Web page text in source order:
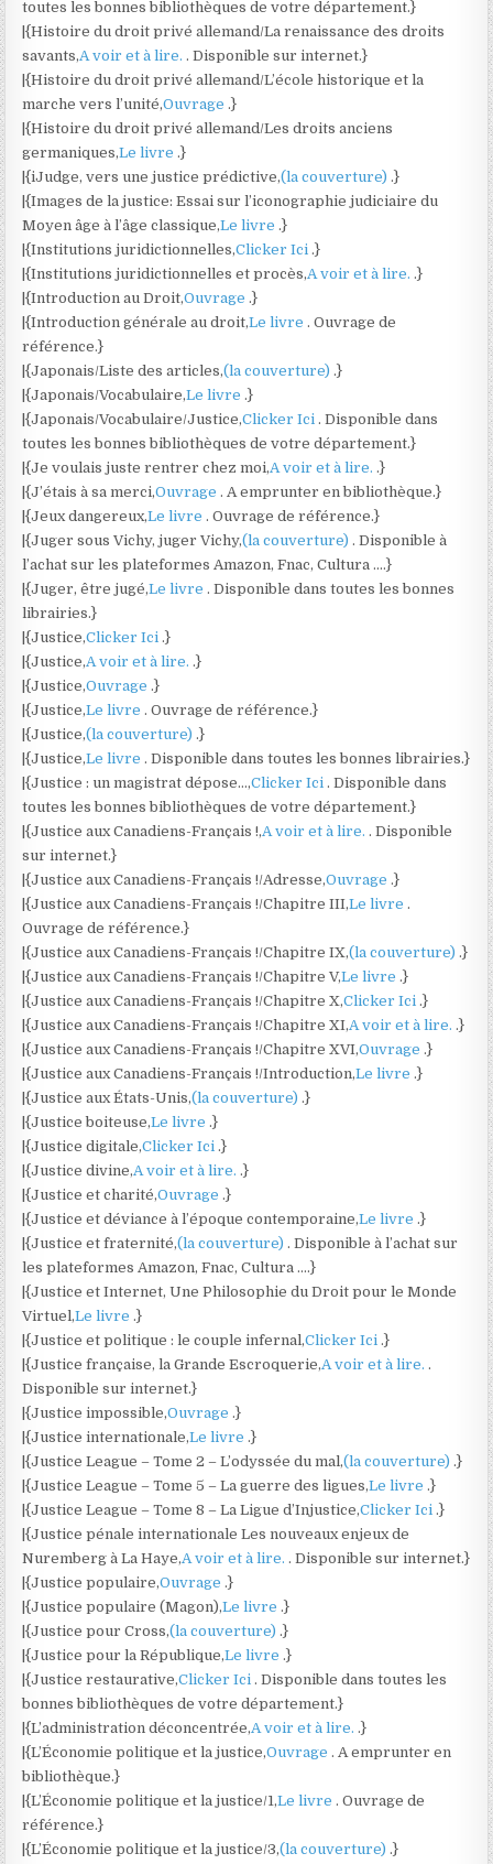
toutes les bonnes bibliothèques de votre département.}
|{Histoire du droit privé allemand/La renaissance des droits
savants,A voir et à lire.. Disponible sur internet.}
|{Histoire du droit privé allemand/L’école historique et la
marche vers l’unité,Ouvrage.}
|{Histoire du droit privé allemand/Les droits anciens
germaniques,Le livre.}
|{iJudge, vers une justice prédictive,(la couverture).}
|{Images de la justice: Essai sur l’iconographie judiciaire du
Moyen âge à l’âge classique,Le livre.}
|{Institutions juridictionnelles,Clicker Ici.}
|{Institutions juridictionnelles et procès,A voir et à lire..}
|{Introduction au Droit,Ouvrage.}
|{Introduction générale au droit,Le livre. Ouvrage de
référence.}
|{Japonais/Liste des articles,(la couverture).}
|{Japonais/Vocabulaire,Le livre.}
|{Japonais/Vocabulaire/Justice,Clicker Ici. Disponible dans
toutes les bonnes bibliothèques de votre département.}
|{Je voulais juste rentrer chez moi,A voir et à lire..}
|{J’étais à sa merci,Ouvrage. A emprunter en bibliothèque.}
|{Jeux dangereux,Le livre. Ouvrage de référence.}
|{Juger sous Vichy, juger Vichy,(la couverture). Disponible à
l’achat sur les plateformes Amazon, Fnac, Cultura ….}
|{Juger, être jugé,Le livre. Disponible dans toutes les bonnes
librairies.}
|{Justice,Clicker Ici.}
|{Justice,A voir et à lire..}
|{Justice,Ouvrage.}
|{Justice,Le livre. Ouvrage de référence.}
|{Justice,(la couverture).}
|{Justice,Le livre. Disponible dans toutes les bonnes librairies.}
|{Justice : un magistrat dépose…,Clicker Ici. Disponible dans
toutes les bonnes bibliothèques de votre département.}
|{Justice aux Canadiens-Français !,A voir et à lire.. Disponible
sur internet.}
|{Justice aux Canadiens-Français !/Adresse,Ouvrage.}
|{Justice aux Canadiens-Français !/Chapitre III,Le livre.
Ouvrage de référence.}
|{Justice aux Canadiens-Français !/Chapitre IX,(la couverture).}
|{Justice aux Canadiens-Français !/Chapitre V,Le livre.}
|{Justice aux Canadiens-Français !/Chapitre X,Clicker Ici.}
|{Justice aux Canadiens-Français !/Chapitre XI,A voir et à lire..}
|{Justice aux Canadiens-Français !/Chapitre XVI,Ouvrage.}
|{Justice aux Canadiens-Français !/Introduction,Le livre.}
|{Justice aux États-Unis,(la couverture).}
|{Justice boiteuse,Le livre.}
|{Justice digitale,Clicker Ici.}
|{Justice divine,A voir et à lire..}
|{Justice et charité,Ouvrage.}
|{Justice et déviance à l’époque contemporaine,Le livre.}
|{Justice et fraternité,(la couverture). Disponible à l’achat sur
les plateformes Amazon, Fnac, Cultura ….}
|{Justice et Internet, Une Philosophie du Droit pour le Monde
Virtuel,Le livre.}
|{Justice et politique : le couple infernal,Clicker Ici.}
|{Justice française, la Grande Escroquerie,A voir et à lire..
Disponible sur internet.}
|{Justice impossible,Ouvrage.}
|{Justice internationale,Le livre.}
|{Justice League – Tome 2 – L’odyssée du mal,(la couverture).}
|{Justice League – Tome 5 – La guerre des ligues,Le livre.}
|{Justice League – Tome 8 – La Ligue d’Injustice,Clicker Ici.}
|{Justice pénale internationale Les nouveaux enjeux de
Nuremberg à La Haye,A voir et à lire.. Disponible sur internet.}
|{Justice populaire,Ouvrage.}
|{Justice populaire (Magon),Le livre.}
|{Justice pour Cross,(la couverture).}
|{Justice pour la République,Le livre.}
|{Justice restaurative,Clicker Ici. Disponible dans toutes les
bonnes bibliothèques de votre département.}
|{L’administration déconcentrée,A voir et à lire..}
|{L’Économie politique et la justice,Ouvrage. A emprunter en
bibliothèque.}
|{L’Économie politique et la justice/1,Le livre. Ouvrage de
référence.}
|{L’Économie politique et la justice/3,(la couverture).}